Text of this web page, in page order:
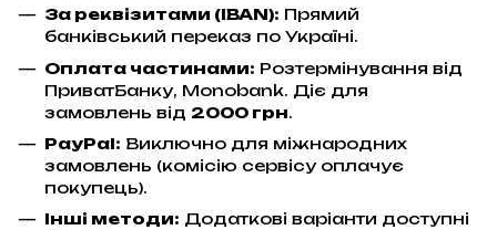
За реквізитами (IBAN): Прямий
банківський переказ по Україні.
Оплата частинами: Розтермінування від
ПриватБанку, Monobank. Діє для
замовлень від 2000 грн.
PayPal: Виключно для міжнародних
замовлень (комісію сервісу оплачує
покупець).
Інші методи: Додаткові варіанти доступні